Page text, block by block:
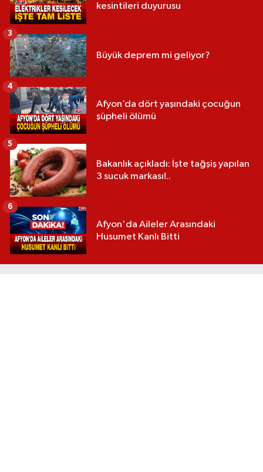
kesintileri duyurusu
Büyük deprem mi geliyor?
3
Afyon’da dört yaşındaki çocuğun
şüpheli ölümü
4
Bakanlık açıkladı: İşte tağşiş yapılan
3 sucuk markası!..
5
Afyon'da Aileler Arasındaki
Husumet Kanlı Bitti
6